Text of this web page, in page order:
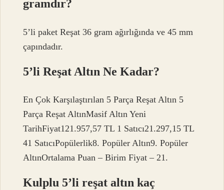
gramdır?
5’li paket Reşat 36 gram ağırlığında ve 45 mm
çapındadır.
5’li Reşat Altın Ne Kadar?
En Çok Karşılaştırılan 5 Parça Reşat Altın 5
Parça Reşat AltınMasif Altın Yeni
TarihFiyat121.957,57 TL 1 Satıcı21.297,15 TL
41 SatıcıPopülerlik8. Popüler Altın9. Popüler
AltınOrtalama Puan – Birim Fiyat – 21.
Kulplu 5’li reşat altın kaç